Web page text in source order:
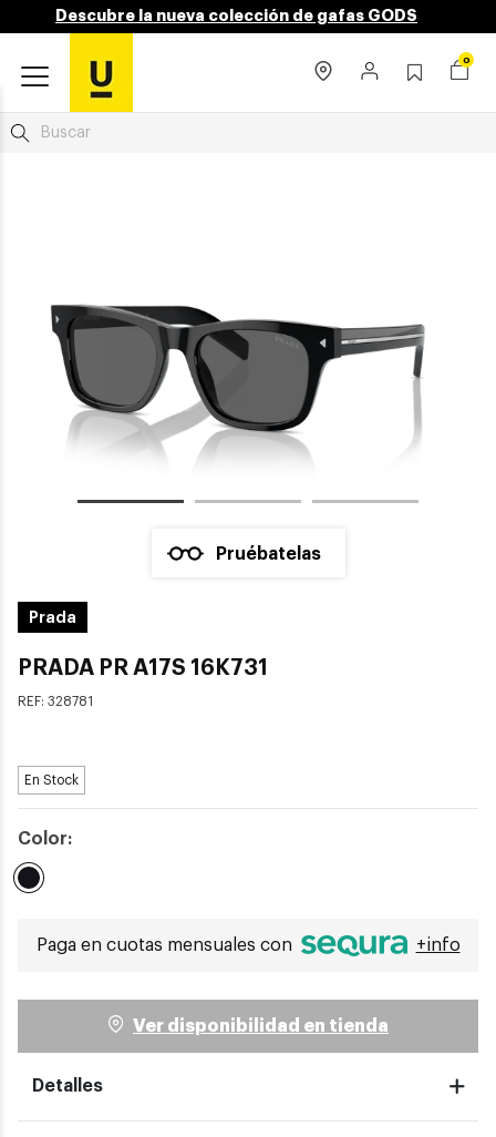
Descubre la nueva colección de gafas GODS
0
Pruébatelas
Prada
PRADA PR A17S 16K731
REF: 328781
En Stock
Color:
Paga en cuotas mensuales con +info
Ver disponibilidad en tienda
Detalles